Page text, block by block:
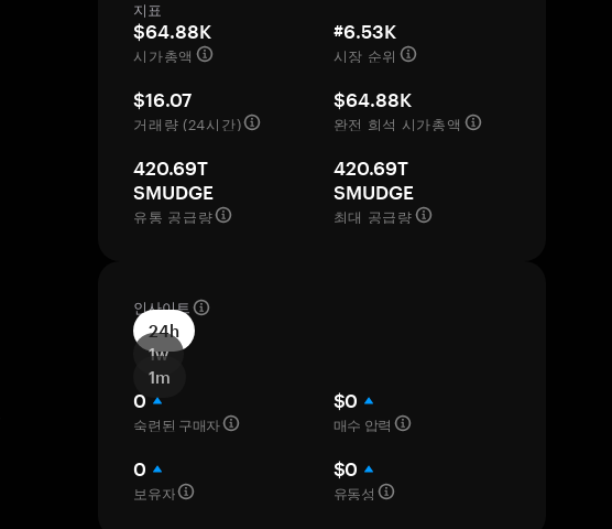
지표
$64.88K
시가총액
#6.53K
시장 순위
$16.07
거래량 (24시간)
$64.88K
완전 희석 시가총액
420.69T
SMUDGE
유통 공급량
420.69T
SMUDGE
최대 공급량
인사이트
24h
1w
1m
0
숙련된 구매자
$0
매수 압력
0
보유자
$0
유동성